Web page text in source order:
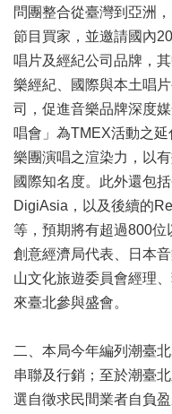
藝
文
空
間
歷
文
化
節
慶
廉
政
專
貴
文
化
資
問團整合從臺灣到亞洲
節目買家，並邀請國內
唱片及經紀公司品牌，
樂經紀、國際與本土唱
司，促進音樂品牌深度
唱會」為TMEX活動之延
樂團演唱之渲染力，以
國際知名度。此外還包
DigiAsia，以及後續的
等，預期將有超過800位
創意經濟局代表、日本
山文化旅遊委員會經理
來臺北參與盛會。
二、本局今年編列潮臺
串聯及行銷；至於潮臺
選自徵求民間業者自負